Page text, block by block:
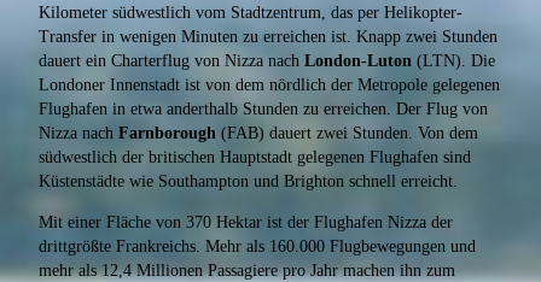
Kilometer südwestlich vom Stadtzentrum, das per Helikopter-
Transfer in wenigen Minuten zu erreichen ist. Knapp zwei Stunden
dauert ein Charterflug von Nizza nach London-Luton (LTN). Die
Londoner Innenstadt ist von dem nördlich der Metropole gelegenen
Flughafen in etwa anderthalb Stunden zu erreichen. Der Flug von
Nizza nach Farnborough (FAB) dauert zwei Stunden. Von dem
südwestlich der britischen Hauptstadt gelegenen Flughafen sind
Küstenstädte wie Southampton und Brighton schnell erreicht.
Mit einer Fläche von 370 Hektar ist der Flughafen Nizza der
drittgrößte Frankreichs. Mehr als 160.000 Flugbewegungen und
mehr als 12,4 Millionen Passagiere pro Jahr machen ihn zum